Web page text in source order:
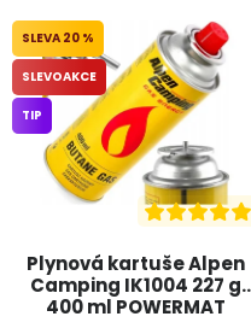
Plynová kartuše Alpen
Camping IK1004 227 g
400 ml POWERMAT
20 %
SLEVOAKCE
TIP